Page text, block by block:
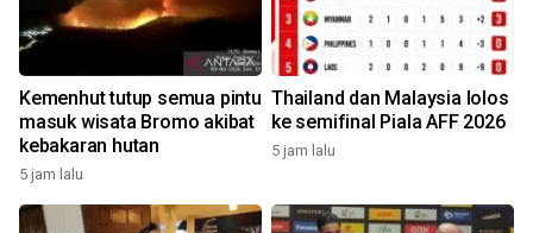
Kemenhut tutup semua pintu
masuk wisata Bromo akibat
kebakaran hutan
5 jam lalu
Thailand dan Malaysia lolos
ke semifinal Piala AFF 2026
5 jam lalu